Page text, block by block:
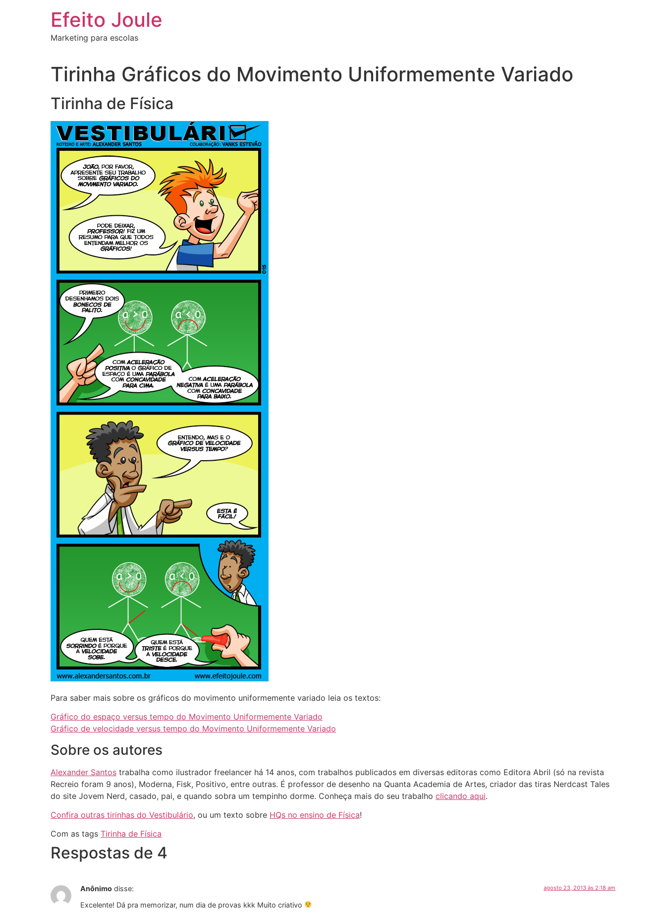
Efeito Joule
Marketing para escolas
Tirinha Gráficos do Movimento Uniformemente Variado
Tirinha de Física
Para saber mais sobre os gráficos do movimento uniformemente variado leia os textos:
Gráfico do espaço versus tempo do Movimento Uniformemente Variado
Gráfico de velocidade versus tempo do Movimento Uniformemente Variado
Sobre os autores
Alexander Santos trabalha como ilustrador freelancer há 14 anos, com trabalhos publicados em diversas editoras como Editora Abril (só na revista
Recreio foram 9 anos), Moderna, Fisk, Positivo, entre outras. É professor de desenho na Quanta Academia de Artes, criador das tiras Nerdcast Tales
do site Jovem Nerd, casado, pai, e quando sobra um tempinho dorme. Conheça mais do seu trabalho clicando aqui.
Confira outras tirinhas do Vestibulário, ou um texto sobre HQs no ensino de Física!
Com as tags Tirinha de Física
Respostas de 4
Anônimo disse: agosto 23, 2013 às 2:18 am
Excelente! Dá pra memorizar, num dia de provas kkk Muito criativo